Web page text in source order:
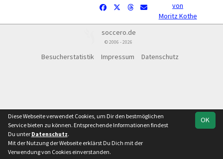
von
Moritz Kothe
soccero.de
© 2006 - 2026
Besucherstatistik Impressum Datenschutz
OK
Diese Webseite verwendet Cookies, um Dir den bestmöglichen
Service bieten zu können. Entsprechende Informationen findest
Du unter Datenschutz.
Mit der Nutzung der Webseite erklärst Du Dich mit der
Verwendung von Cookies einverstanden.